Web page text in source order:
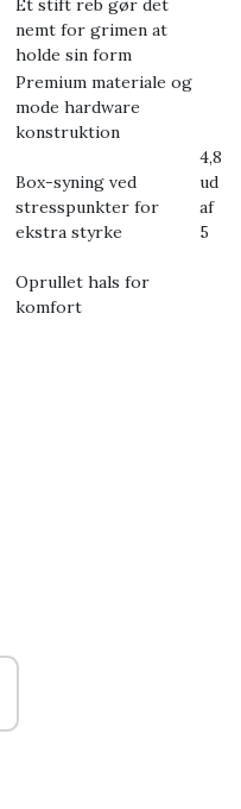
Et stift reb gør det
nemt for grimen at
holde sin form
Premium materiale og
mode hardware
konstruktion
Box-syning ved
stresspunkter for
ekstra styrke
Oprullet hals for
komfort
4,8
ud
af
5